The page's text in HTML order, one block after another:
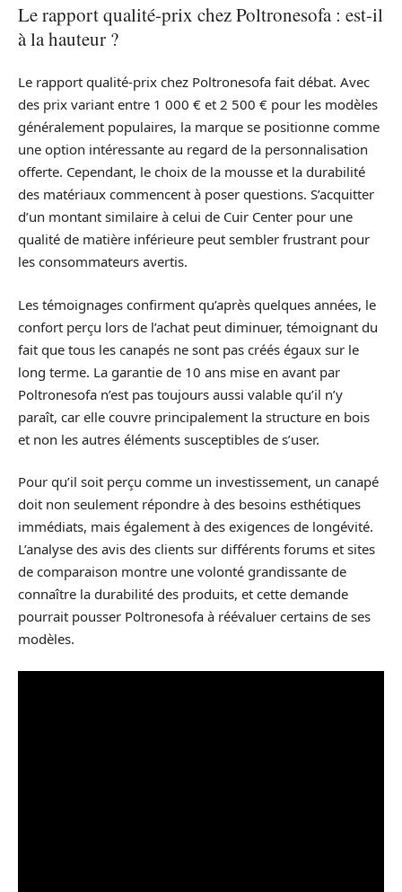
Le rapport qualité-prix chez Poltronesofa : est-il
à la hauteur ?
Le rapport qualité-prix chez Poltronesofa fait débat. Avec
des prix variant entre 1 000 € et 2 500 € pour les modèles
généralement populaires, la marque se positionne comme
une option intéressante au regard de la personnalisation
offerte. Cependant, le choix de la mousse et la durabilité
des matériaux commencent à poser questions. S’acquitter
d’un montant similaire à celui de Cuir Center pour une
qualité de matière inférieure peut sembler frustrant pour
les consommateurs avertis.
Les témoignages confirment qu’après quelques années, le
confort perçu lors de l’achat peut diminuer, témoignant du
fait que tous les canapés ne sont pas créés égaux sur le
long terme. La garantie de 10 ans mise en avant par
Poltronesofa n’est pas toujours aussi valable qu’il n’y
paraît, car elle couvre principalement la structure en bois
et non les autres éléments susceptibles de s’user.
Pour qu’il soit perçu comme un investissement, un canapé
doit non seulement répondre à des besoins esthétiques
immédiats, mais également à des exigences de longévité.
L’analyse des avis des clients sur différents forums et sites
de comparaison montre une volonté grandissante de
connaître la durabilité des produits, et cette demande
pourrait pousser Poltronesofa à réévaluer certains de ses
modèles.